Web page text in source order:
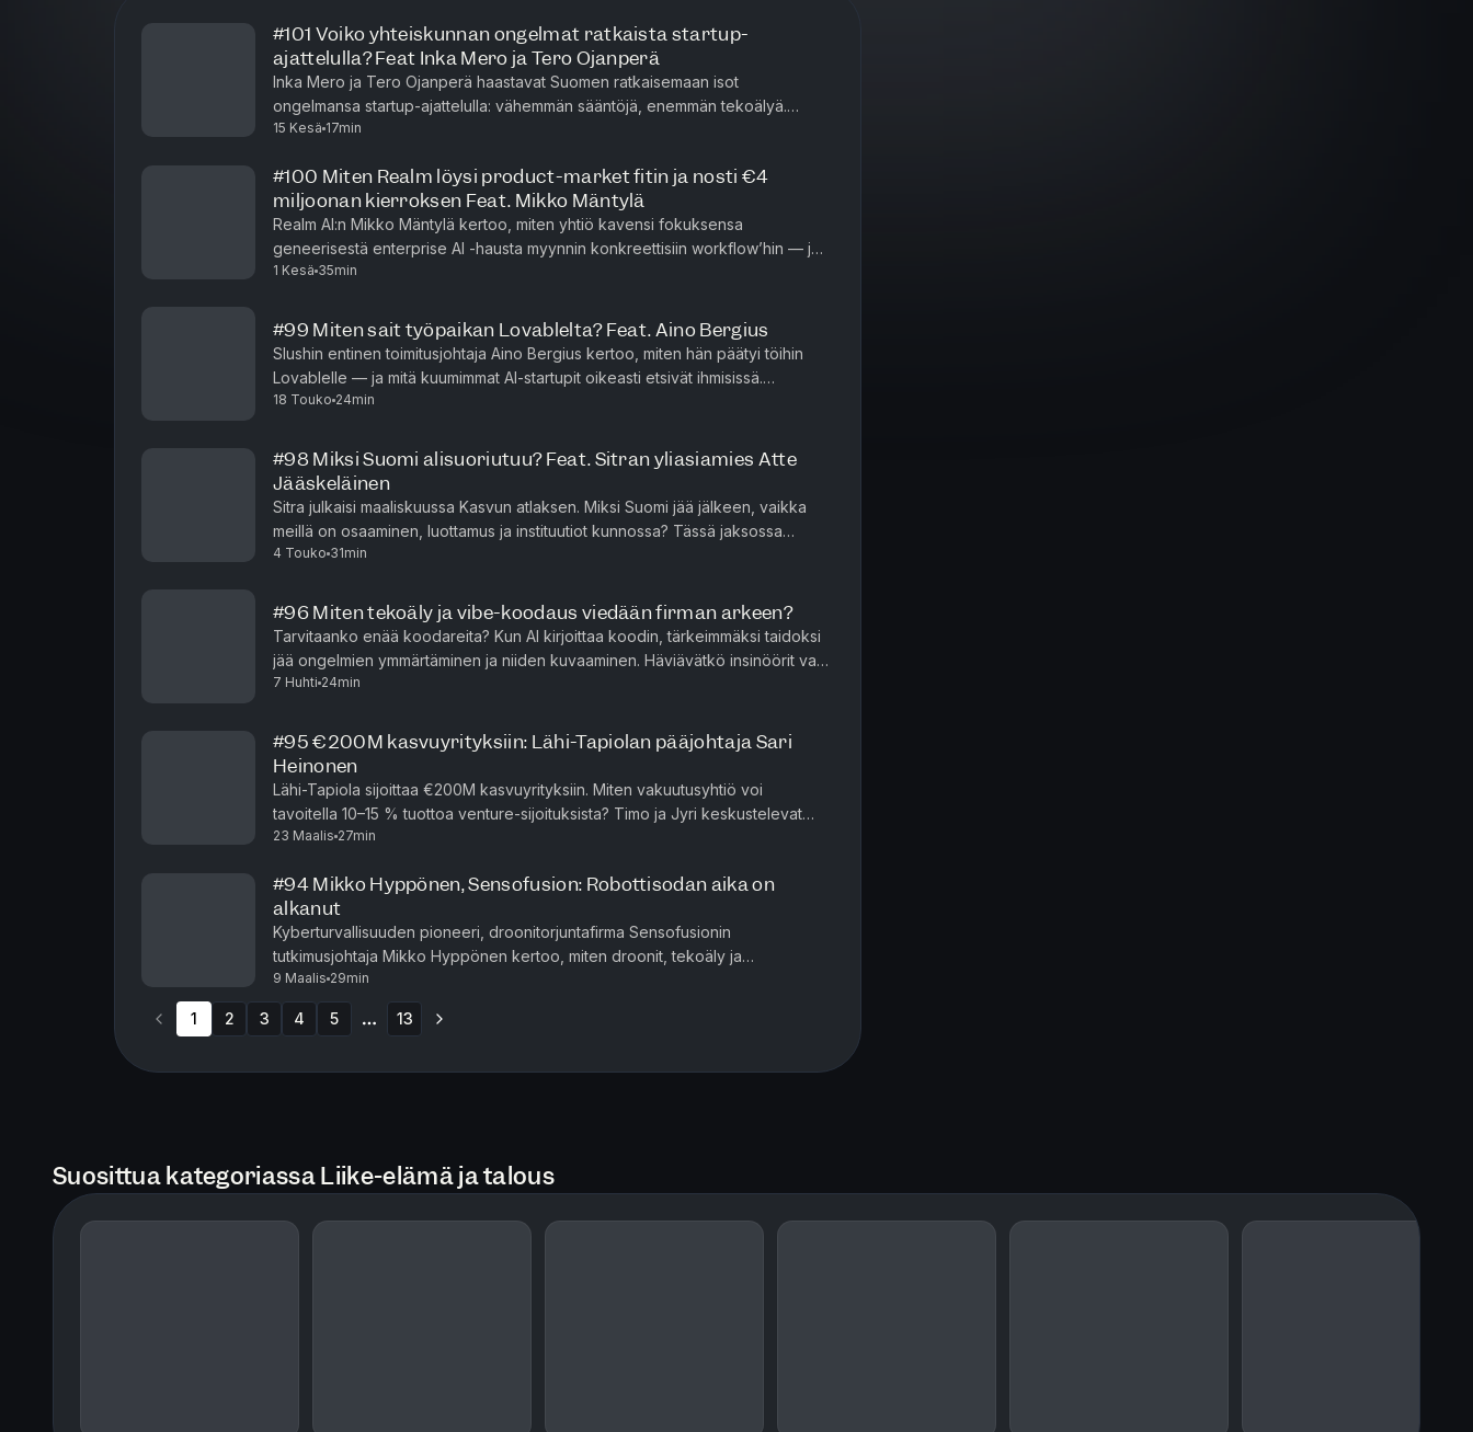
#101 Voiko yhteiskunnan ongelmat ratkaista startup-
ajattelulla? Feat Inka Mero ja Tero Ojanperä
Inka Mero ja Tero Ojanperä haastavat Suomen ratkaisemaan isot
ongelmansa startup-ajattelulla: vähemmän sääntöjä, enemmän tekoälyä.
Keskustelussa pureudutaan koulutuksen alamäkeen, huomiotalouteen, jul...
15 Kesä 17min
#100 Miten Realm löysi product-market fitin ja nosti €4
miljoonan kierroksen Feat. Mikko Mäntylä
Realm AI:n Mikko Mäntylä kertoo, miten yhtiö kavensi fokuksensa
geneerisestä enterprise AI -hausta myynnin konkreettisiin workflow’hin — ja
löysi sitä kautta vahvemman product-market fitin. Jaksossa p...
1 Kesä 35min
#99 Miten sait työpaikan Lovablelta? Feat. Aino Bergius
Slushin entinen toimitusjohtaja Aino Bergius kertoo, miten hän päätyi töihin
Lovablelle — ja mitä kuumimmat AI-startupit oikeasti etsivät ihmisissä.
Keskustelussa pureudutaan siihen, miksi uteliaisuus...
18 Touko 24min
#98 Miksi Suomi alisuoriutuu? Feat. Sitran yliasiamies Atte
Jääskeläinen
Sitra julkaisi maaliskuussa Kasvun atlaksen. Miksi Suomi jää jälkeen, vaikka
meillä on osaaminen, luottamus ja instituutiot kunnossa? Tässä jaksossa
pureudutaan kasvun esteisiin ja siihen, miksi kaikk...
4 Touko 31min
#96 Miten tekoäly ja vibe-koodaus viedään firman arkeen?
Tarvitaanko enää koodareita? Kun AI kirjoittaa koodin, tärkeimmäksi taidoksi
jää ongelmien ymmärtäminen ja niiden kuvaaminen. Häviävätkö insinöörit vai
muuttuvatko kaikki koodareiksi? Timo ja Jyri pur...
7 Huhti 24min
#95 €200M kasvuyrityksiin: Lähi-Tapiolan pääjohtaja Sari
Heinonen
Lähi-Tapiola sijoittaa €200M kasvuyrityksiin. Miten vakuutusyhtiö voi
tavoitella 10–15 % tuottoa venture-sijoituksista? Timo ja Jyri keskustelevat
pääjohtaja Sari Heinosen kanssa siitä, miksi niin kau...
23 Maalis 27min
#94 Mikko Hyppönen, Sensofusion: Robottisodan aika on
alkanut
Kyberturvallisuuden pioneeri, droonitorjuntafirma Sensofusionin
tutkimusjohtaja Mikko Hyppönen kertoo, miten droonit, tekoäly ja
robotisaatio muuttavat sodankäyntiä juuri nyt. Keskustelemme Ukrainan s...
9 Maalis 29min
1 2 3 4 5 13
Suosittua kategoriassa Liike-elämä ja talous